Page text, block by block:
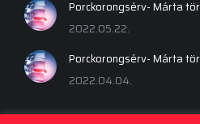
Porckorongsérv- Márta
2022.05.22.
Porckorongsérv- Márta
2022.04.04.